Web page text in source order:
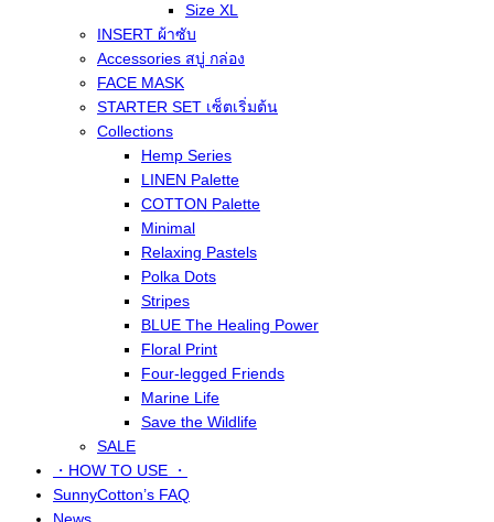
Size XL
INSERT ผ้าซับ
Accessories สบู่ กล่อง
FACE MASK
STARTER SET เซ็ตเริ่มต้น
Collections
Hemp Series
LINEN Palette
COTTON Palette
Minimal
Relaxing Pastels
Polka Dots
Stripes
BLUE The Healing Power
Floral Print
Four-legged Friends
Marine Life
Save the Wildlife
SALE
・HOW TO USE ・
SunnyCotton’s FAQ